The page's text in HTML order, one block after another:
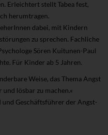
Erleichtert stellt Tabea fest,
herumtragen.
dabei, mit Kindern
zu sprechen. Fachliche
Sören Kuitunen-Paul
Für Kinder ab 5 Jahren.
Weise, das Thema Angst
lösbar zu machen.«
Geschäftsführer der Angst-